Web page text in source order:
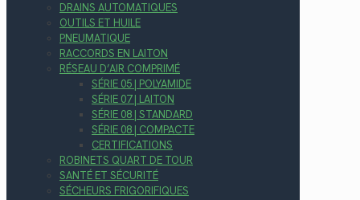
DRAINS AUTOMATIQUES
OUTILS ET HUILE
PNEUMATIQUE
RACCORDS EN LAITON
RÉSEAU D’AIR COMPRIMÉ
SÉRIE 05 | POLYAMIDE
SÉRIE 07 | LAITON
SÉRIE 08 | STANDARD
SÉRIE 08 | COMPACTE
CERTIFICATIONS
ROBINETS QUART DE TOUR
SANTÉ ET SÉCURITÉ
SÉCHEURS FRIGORIFIQUES